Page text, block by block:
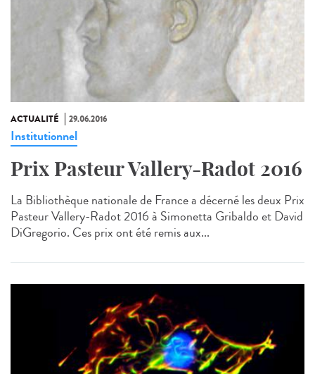
ACTUALITÉ 29.06.2016
Institutionnel
Prix Pasteur Vallery-Radot 2016
La Bibliothèque nationale de France a décerné les deux Prix
Pasteur Vallery-Radot 2016 à Simonetta Gribaldo et David
DiGregorio. Ces prix ont été remis aux...